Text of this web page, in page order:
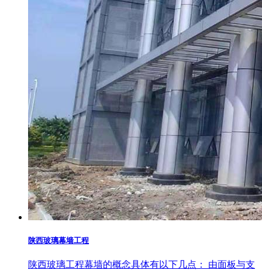
陕西玻璃幕墙工程
陕西玻璃工程幕墙的概念具体有以下几点： 由面板与支